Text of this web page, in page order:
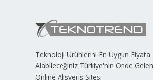
Teknoloji Ürünlerini En Uygun Fiyata
Alabileceğiniz Türkiye'nin Önde Gelen
Online Alışveriş Sitesi